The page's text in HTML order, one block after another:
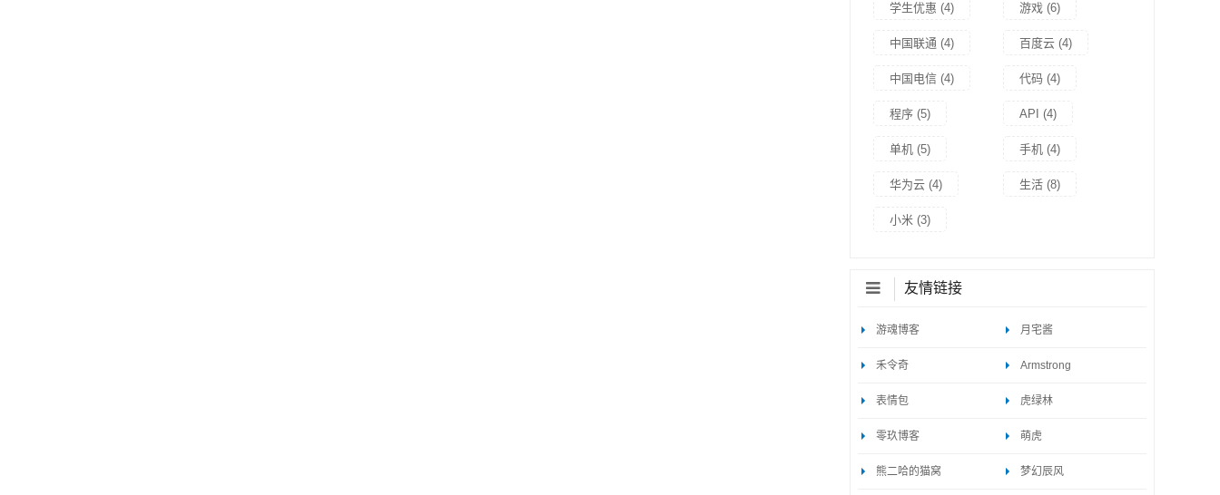
学生优惠 (4) 游戏(6)
中国联通 (4) 百度云(4)
中国电信 (4) 代码(4)
程序 (5) API (4)
单机 (5) 手机(4)
华为云 (4) 生活(8)
小米 (3)
友情链接
游魂博客 月宅酱
禾令奇 Armstrong
表情包 虎绿林
零玖博客 萌虎
熊二哈的猫窝 梦幻辰风